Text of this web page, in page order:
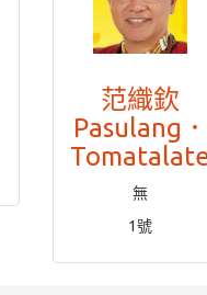
范織欽
Pasulang．
無
1號